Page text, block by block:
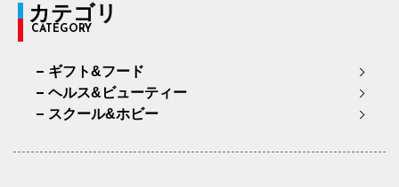
カテゴリ
CATEGORY
ギフト&フード
ヘルス&ビューティー
スクール&ホビー